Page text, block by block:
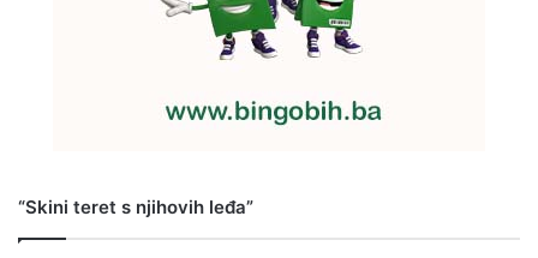
“Skini teret s njihovih leđa”